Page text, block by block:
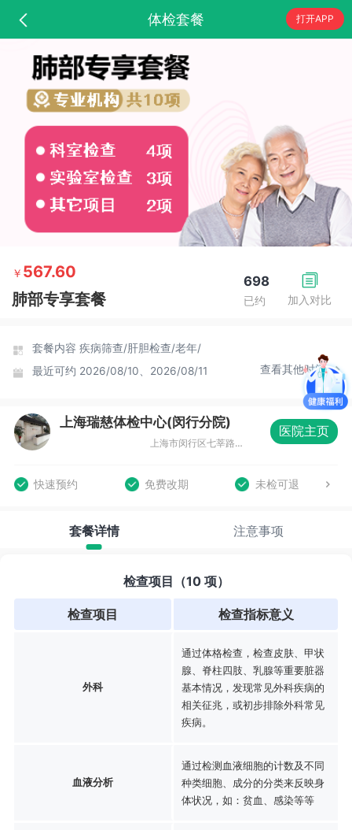
体检套餐 打开APP
加入对比
698
已约
￥ 567.60
肺部专享套餐
套餐内容 疾病筛查/肝胆检查/老年/
最近可约 2026/08/10、2026/08/11 查看其他时间
上海瑞慈体检中心(闵行分院)
上海市闵行区七莘路2099号华友大厦1-2楼
医院主页
快速预约 免费改期 未检可退
套餐详情 注意事项
检查项目（10 项）
检查项目 检查指标意义
外科
通过体格检查，检查皮肤、甲状
腺、脊柱四肢、乳腺等重要脏器
基本情况，发现常见外科疾病的
相关征兆，或初步排除外科常见
疾病。
血液分析
通过检测血液细胞的计数及不同
种类细胞、成分的分类来反映身
体状况，如：贫血、感染等等